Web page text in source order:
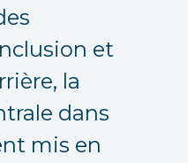
et
la
dans
mis en